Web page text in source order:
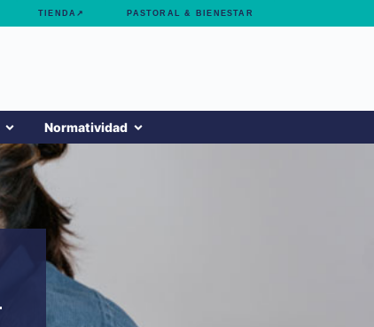
TIENDA↗ PASTORAL & BIENESTAR
Normatividad